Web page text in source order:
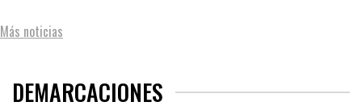
Más noticias
DEMARCACIONES